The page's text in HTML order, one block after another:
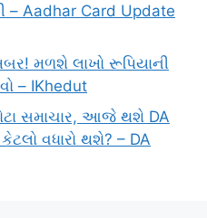
Aadhar Card Update
મળશે લાખો રૂપિયાની
– IKhedut
સમાચાર, આજે થશે DA
વધારો થશે? – DA